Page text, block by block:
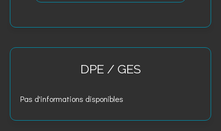
DPE / GES
Pas d'informations disponibles